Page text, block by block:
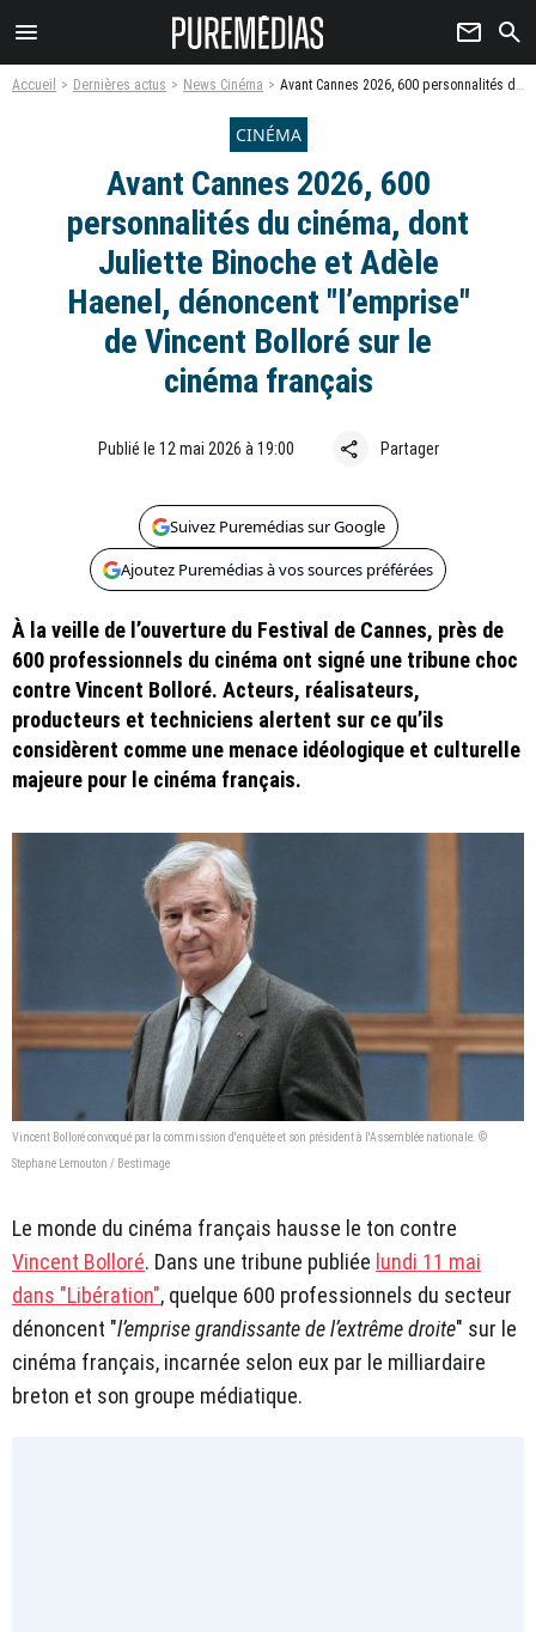
menu newsletter search
Accueil Dernières actus News Cinéma Avant Cannes 2026, 600 personnalités du cinéma, dont Juliette Binoche et Adèle Haenel, dénoncent "l’emprise" de Vincent Bolloré sur le cinéma français
CINÉMA
Avant Cannes 2026, 600
personnalités du cinéma, dont
Juliette Binoche et Adèle
Haenel, dénoncent "l’emprise"
de Vincent Bolloré sur le
cinéma français
Publié le 12 mai 2026 à 19:00 share Partager
Suivez Puremédias sur Google
Ajoutez Puremédias à vos sources préférées
À la veille de l’ouverture du Festival de Cannes, près de
600 professionnels du cinéma ont signé une tribune choc
contre Vincent Bolloré. Acteurs, réalisateurs,
producteurs et techniciens alertent sur ce qu’ils
considèrent comme une menace idéologique et culturelle
majeure pour le cinéma français.
Vincent Bolloré convoqué par la commission d'enquête et son président à l'Assemblée nationale. ©
Stephane Lemouton / Bestimage
Le monde du cinéma français hausse le ton contre
Vincent Bolloré. Dans une tribune publiée lundi 11 mai
dans "Libération", quelque 600 professionnels du secteur
dénoncent "l’emprise grandissante de l’extrême droite" sur le
cinéma français, incarnée selon eux par le milliardaire
breton et son groupe médiatique.